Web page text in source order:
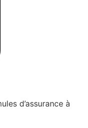
d’assurance à